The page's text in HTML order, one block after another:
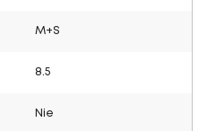
M+S
8.5
Nie